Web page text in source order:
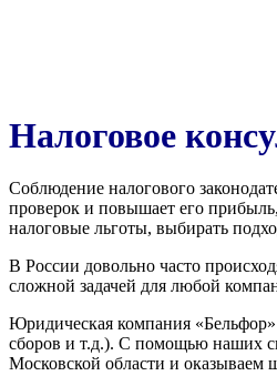
Налоговое
Соблюдение налогового
проверок и повышает его
налоговые льготы, выбирать
В России довольно часто
сложной задачей для любой
Юридическая компания
сборов и т.д.). С помощью наших
Московской области и оказываем